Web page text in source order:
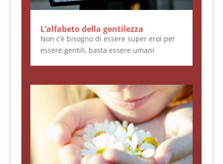
L’alfabeto della gentilezza
Non c’è bisogno di essere super eroi per
essere gentili, basta essere umani